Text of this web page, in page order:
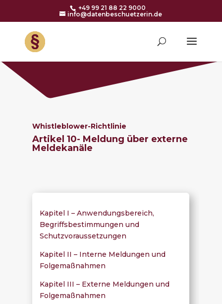
+49 99 21 88 22 9000
info@datenbeschuetzerin.de
Whistleblower-Richtlinie
Artikel 10- Meldung über externe
Meldekanäle
Kapitel I – Anwendungsbereich,
Begriffsbestimmungen und
Schutzvoraussetzungen
Kapitel II – Interne Meldungen und
Folgemaßnahmen
Kapitel III – Externe Meldungen und
Folgemaßnahmen